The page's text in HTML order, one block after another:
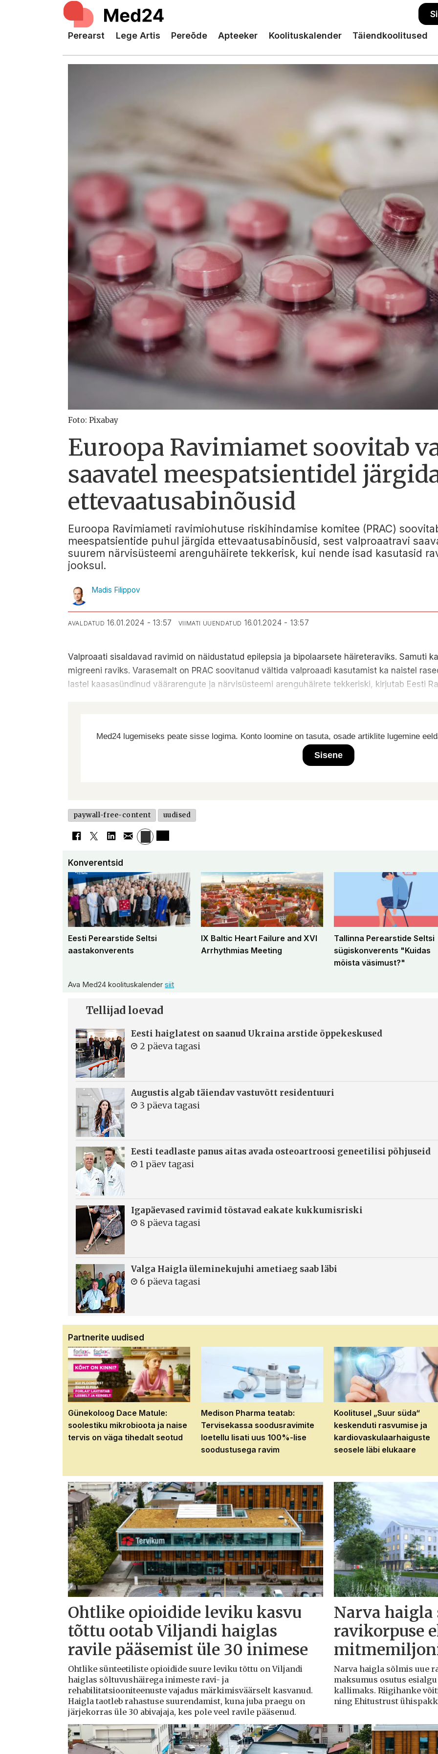
Perearst Lege Artis Pereõde Apteeker Koolituskalender Täiendkoolitused
Foto: Pixabay
Euroopa Ravimiamet soovitab
saavatel meespatsientidel
ettevaatusabinõusid
Euroopa Ravimiameti ravimiohutuse riskihindamise komitee (PRAC)
meespatsientide puhul järgida ettevaatusabinõusid, sest valproaatravi
suurem närvisüsteemi arenguhäirete tekkerisk, kui nende isad kasutasid
jooksul.
Madis Filippov
AVALDATUD 16.01.2024 - 13:57 VIIMATI UUENDATUD 16.01.2024 - 13:57
Valproaati sisaldavad ravimid on näidustatud epilepsia ja bipolaarsete häireteraviks. Samuti
migreeni raviks. Varasemalt on PRAC soovitanud vältida valproaadi kasutamist ka naistel
lastel kaasasündinud väärarengute ja närvisüsteemi arenguhäirete tekkeriski, kirjutab Eesti
Med24 lugemiseks peate sisse logima. Konto loomine on tasuta, osade artiklite lugemine
Sisene
paywall-free-content uudised
Konverentsid
Eesti Perearstide Seltsi
aastakonverents
IX Baltic Heart Failure and XVI
Arrhythmias Meeting
Tallinna Perearstide Seltsi
sügiskonverents "Kuidas
mõista väsimust?"
Ava Med24 koolituskalendersiit
Tellijad loevad
Eesti haiglatest on saanud Ukraina arstide õppekeskused
2 päeva tagasi
Augustis algab täiendav vastuvõtt residentuuri
3 päeva tagasi
Eesti teadlaste panus aitas avada osteoartroosi geneetilisi põhjuseid
1 päev tagasi
Igapäevased ravimid tõstavad eakate kukkumisriski
8 päeva tagasi
Valga Haigla üleminekujuhi ametiaeg saab läbi
6 päeva tagasi
Partnerite uudised
Günekoloog Dace Matule:
soolestiku mikrobioota ja naise
tervis on väga tihedalt seotud
Medison Pharma teatab:
Tervisekassa soodusravimite
loetellu lisati uus 100%-lise
soodustusega ravim
Koolitusel „Suur süda“
keskenduti rasvumise ja
kardiovaskulaarhaiguste
seosele läbi elukaare
Ohtlike opioidide leviku kasvu
tõttu ootab Viljandi haiglas
ravile pääsemist üle 30 inimese
Ohtlike sünteetiliste opioidide suure leviku tõttu on Viljandi
haiglas sõltuvushäirega inimeste ravi- ja
rehabilitatsiooniteenuste vajadus märkimisväärselt kasvanud.
Haigla taotleb rahastuse suurendamist, kuna juba praegu on
järjekorras üle 30 abivajaja, kes pole veel ravile pääsenud.
Narva haigla
ravikorpuse
Narva haigla sõlmis uue
maksumus osutus
kallimaks. Riigihanke
ning Ehitustrust